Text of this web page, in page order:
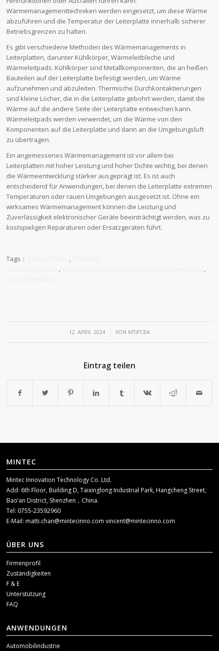
Wärmemanagementtechniken werden eingesetzt, um diese Wärme
abzuführen und die Temperatur der Leiterplatte innerhalb sicherer
Betriebsgrenzen zu halten.
Es gibt verschiedene Methoden des Wärmemanagements in
Leiterplatten, darunter Kühlkörper, Wärmeleitbleche und
Wärmeleitpads. Kühlkörper sind Metallkomponenten, die an heißen
Bauteilen auf der Leiterplatte befestigt werden, um Wärme
aufzunehmen und abzuleiten. Thermische Durchkontaktierungen
sind kleine Löcher, die in die Leiterplatte gebohrt werden, damit die
Wärme auf die andere Seite der Leiterplatte entweichen kann.
Wärmeleitpads werden verwendet, um die Wärme von den
Komponenten auf die Leiterplatte und dann an die Umgebungsluft
zu übertragen.
Ein angemessenes Wärmemanagement ist vor allem bei
Leiterplatten mit hoher Leistung und hoher Dichte wichtig, bei denen
die Wärmeentwicklung stärker ausgeprägt ist. Es ist auch
entscheidend für Anwendungen, bei denen die Leiterplatte extremen
Temperaturen oder rauen Umgebungen ausgesetzt ist. Ohne ein
wirksames Wärmemanagement können die Leistung und
Zuverlässigkeit elektronischer Geräte beeinträchtigt werden, was zu
kostspieligen Reparaturen oder Ersatzgeräten führt.
Tags： ,
, ,
12. APRIL 2024
/ VON MTIPCBA
Eintrag teilen
MINTEC
Mintec Innovation Technology Co. Ltd.
Add: 6th Floor, Building D, Taixinglong Industrial Park, Hangcheng Street,
Bao’an District, Shenzhen，China.
Tel: 0755-23592960
E-Mail:matti.chan@mintecinno.comvincent@mintecinno.com
ÜBER UNS
Firmenprofil
Zuständigkeiten
F & E
Unterstützung
FAQ
ANWENDUNGEN
Automobilindustrie